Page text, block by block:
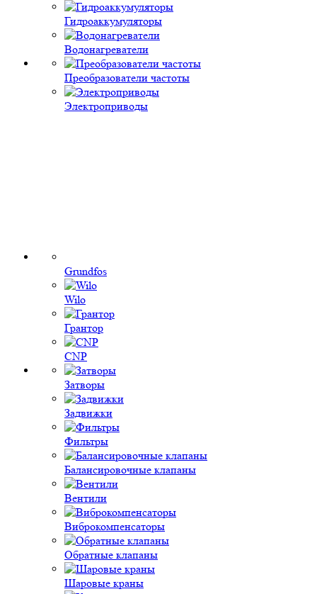
Гидроаккумуляторы
Водонагреватели
Преобразователи частоты
Электроприводы
Grundfos
Wilo
Грантор
CNP
Затворы
Задвижки
Фильтры
Балансировочные клапаны
Вентили
Виброкомпенсаторы
Обратные клапаны
Шаровые краны